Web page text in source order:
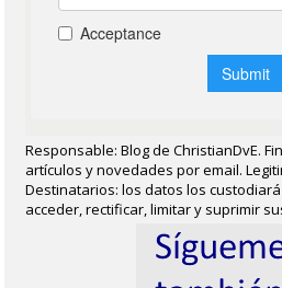
Responsable: Blog de ChristianDvE.
artículos y novedades por email.
Destinatarios: los datos los
acceder, rectificar, limitar y suprimir